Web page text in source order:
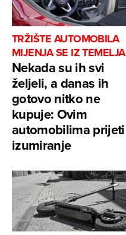
TRŽIŠTE AUTOMOBILA
MIJENJA SE IZ TEMELJA
Nekada su ih svi
željeli, a danas ih
gotovo nitko ne
kupuje: Ovim
automobilima prijeti
izumiranje